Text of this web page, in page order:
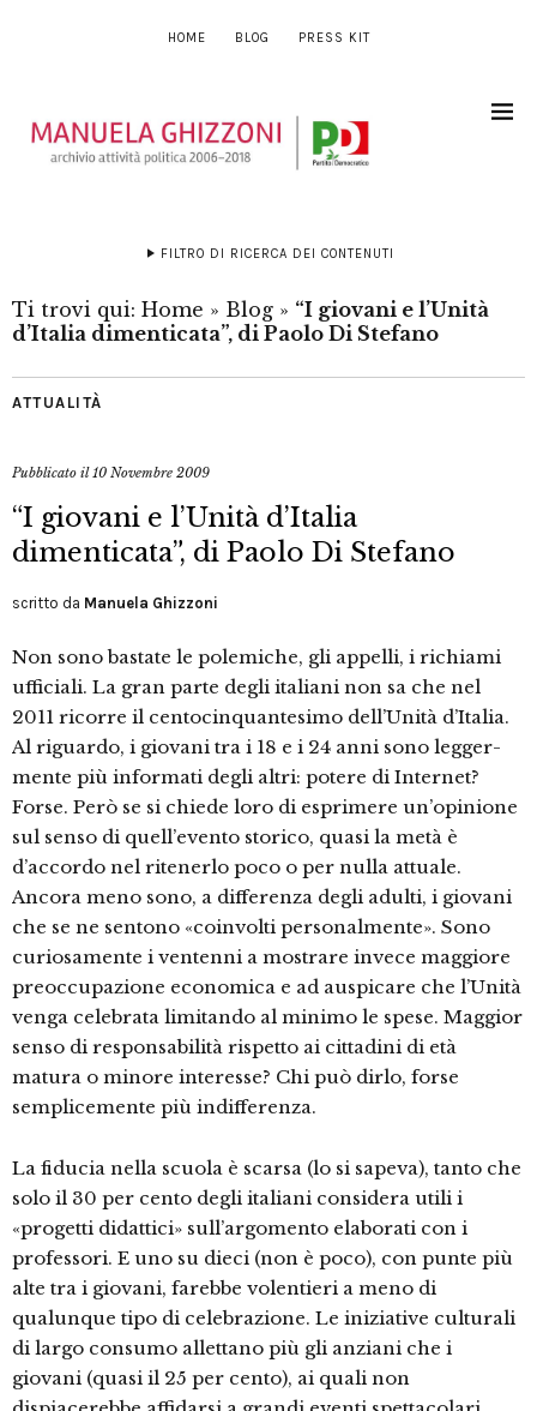
HOME BLOG PRESS KIT
FILTRO DI RICERCA DEI CONTENUTI
Ti trovi qui: Home » Blog » “I giovani e l’Unità
d’Italia dimenticata”, di Paolo Di Stefano
ATTUALITÀ
Pubblicato il10 Novembre 2009
“I giovani e l’Unità d’Italia
dimenticata”, di Paolo Di Stefano
scritto da Manuela Ghizzoni
Non sono bastate le polemiche, gli appelli, i richiami
ufficiali. La gran parte degli italiani non sa che nel
2011 ricorre il centocinquan­tesimo dell’Unità d’Italia.
Al riguardo, i giovani tra i 18 e i 24 anni sono legger­
mente più informati degli altri: potere di Internet?
Forse. Però se si chiede lo­ro di esprimere un’opinione
sul senso di quell’evento storico, quasi la metà è
d’accordo nel ritenerlo poco o per nul­la attuale.
Ancora meno sono, a diffe­renza degli adulti, i giovani
che se ne sentono «coinvolti personalmente». Sono
curiosamente i ventenni a mostra­re invece maggiore
preoccupazione economica e ad auspicare che l’Unità
venga celebrata limitando al minimo le spese. Maggior
senso di responsabilità rispetto ai cittadini di età
matura o mi­nore interesse? Chi può dirlo, forse
semplicemente più indifferenza.
La fiducia nella scuola è scarsa (lo si sapeva), tanto che
solo il 30 per cento degli italiani considera utili i
«progetti didattici» sull’argomento elaborati con i
professori. E uno su dieci (non è po­co), con punte più
alte tra i giovani, fa­rebbe volentieri a meno di
qualunque tipo di celebrazione. Le iniziative cultu­rali
di largo consumo allettano più gli anziani che i
giovani (quasi il 25 per cento), ai quali non